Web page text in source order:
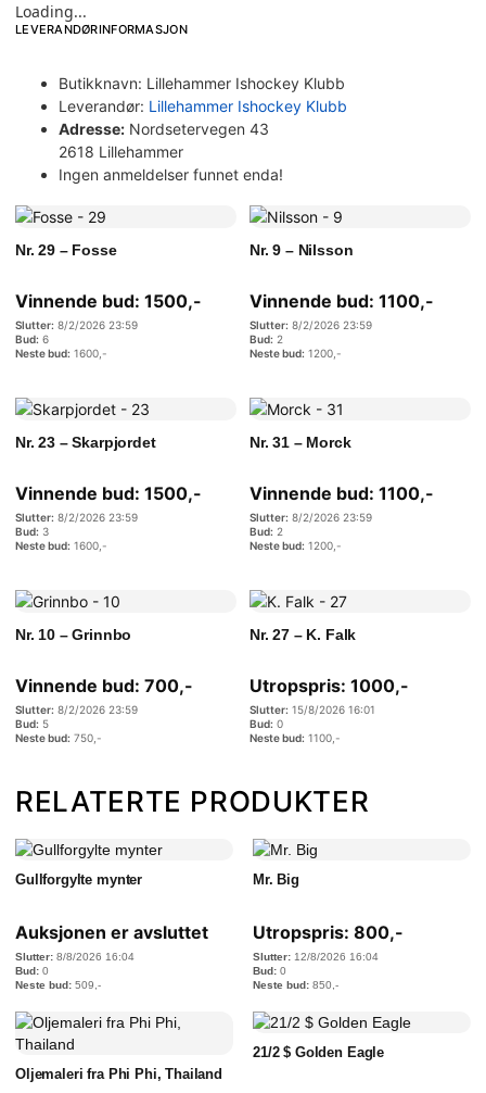
Loading...
LEVERANDØRINFORMASJON
Butikknavn: Lillehammer Ishockey Klubb
Leverandør: Lillehammer Ishockey Klubb
Adresse: Nordsetervegen 43
2618 Lillehammer
Ingen anmeldelser funnet enda!
Nr. 29 – Fosse
Vinnende bud: 1500,-
8/2/2026 23:59
6
1600 ,-
Nr. 9 – Nilsson
Vinnende bud: 1100,-
8/2/2026 23:59
2
1200 ,-
Nr. 23 – Skarpjordet
Vinnende bud: 1500,-
8/2/2026 23:59
3
1600 ,-
Nr. 31 – Morck
Vinnende bud: 1100,-
8/2/2026 23:59
2
1200 ,-
Nr. 10 – Grinnbo
Vinnende bud: 700,-
8/2/2026 23:59
5
750 ,-
Nr. 27 – K. Falk
Utropspris: 1000,-
15/8/2026 16:01
0
1100 ,-
RELATERTE PRODUKTER
Gullforgylte mynter
Auksjonen er avsluttet
8/8/2026 16:04
0
509 ,-
Mr. Big
Utropspris: 800,-
12/8/2026 16:04
0
850 ,-
Oljemaleri fra Phi Phi, Thailand
21/2 $ Golden Eagle